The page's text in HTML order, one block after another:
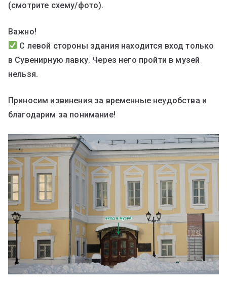
(смотрите схему/фото).
Важно!
С левой стороны здания находится вход только
в Сувенирную лавку. Через него пройти в музей
нельзя.
Приносим извинения за временные неудобства и
благодарим за понимание!